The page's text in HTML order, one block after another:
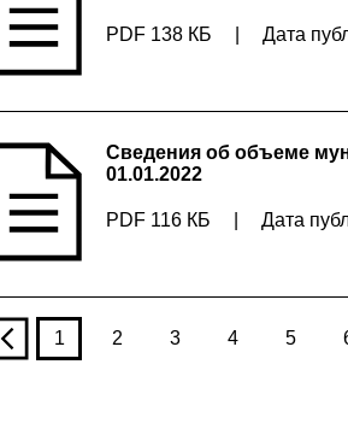
PDF 138 КБ Дата
Сведения об объеме
01.01.2022
PDF 116 КБ Дата
p 1 2 3 4 5